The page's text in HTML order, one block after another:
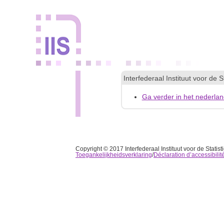
Interfederaal Instituut voor de
Ga verder in het
Copyright © 2017 Interfederaal Instituut voor de
Toegankelijkheidsverklaring/Déclaration